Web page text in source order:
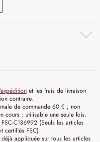
et les frais de livraison
contraire.
de commande 60 € ; non
cours ; utilisable une seule fois.
C136992 (Seuls les articles
certifiés FSC)
appliquée sur tous les articles